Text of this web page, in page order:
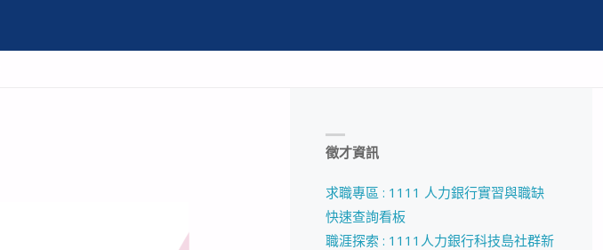
徵才資訊
求職專區 : 1111 人力銀行實習與職缺
快速查詢看板
職涯探索 : 1111人力銀行科技島社群新